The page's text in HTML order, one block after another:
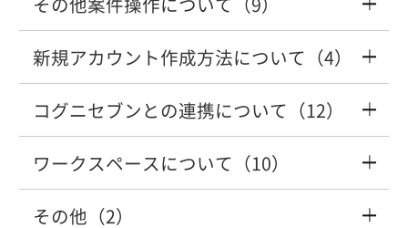
いる項目は、どのような場合に使用しま
すか？
【W/S】同じ部品を複数個、計上する方
法を教えてください。
【W/S】ワークシート画面でページ送り
連携すると「ワークスペースの容量が超
過しました。」が表示される
「配信中の差分データはありません」
「配信中の訂正データはありません」と
表示される
【ワークスペース容量拡大】ワークスペ
ース容量拡大サービスの料金と契約につ
いて知りたい
請求書のダウンロードについて
パスワードリセットのメールが受信でき
ない
セキュリティコードのメールが受信でき
ない
何度も利用ブラウザ登録（セキュリティ
退会する方法が知りたい
会社名を変更する方法を知りたい
アカウントの削除方法を知りたい
画像を確認しながらアップロードしたい
案件から画像以外のファイルを削除する
方法
画像にコメントを追加したい
「登録番号」の「かな」が半角（日本語
入力がオフ）になってしまう
案件に担当者を割り当てる方法（アサイ
ン）
[選択した損保・共済とは、有効な取引設
「共有先に登録した店舗・拠点は、損
保・共済との取引が許可されておらず、
処理を実行できません」のエラーが表示
される
【有料サービス】「決済処理またはカー
ド情報編集処理が完了していないため
～」のエラーで契約できない
【保険外修理案件】保険外案件で登録し
た案件を保険案件に変更したい
案件を協力工場と共有したい
新規アカウント作成方法について（4）
アカウント登録時に「メールアドレスが
既に使われています」と表示される
組織構造（会社、店舗・拠点、アカウン
コグニセブンとの連携について（12）
「●●は半角英数、半角ハイフン"-"のみ
が入力できます」のエラーが表示される
ワークスペースについて（10）
ワークスペースの使用状況を確認したい
その他（2）